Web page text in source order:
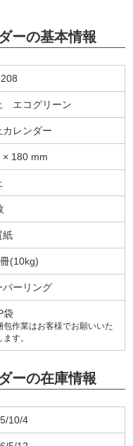
ーの基本情報
エコグリーン
カレンダー
× 180 mm
紙
(10kg)
パーリング
袋
包作業はお客様でお願いいた
ます。
ーの在庫情報
10/4